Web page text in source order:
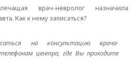
врач-невролог назначила
Как к нему записаться?
на консультацию врача-
центра, где Вы проходите